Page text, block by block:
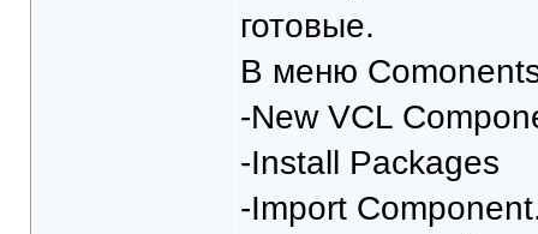
готовые.
В меню
-New VCL
-Install Packages
-Import